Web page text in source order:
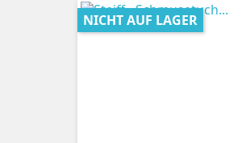
NICHT AUF LAGER